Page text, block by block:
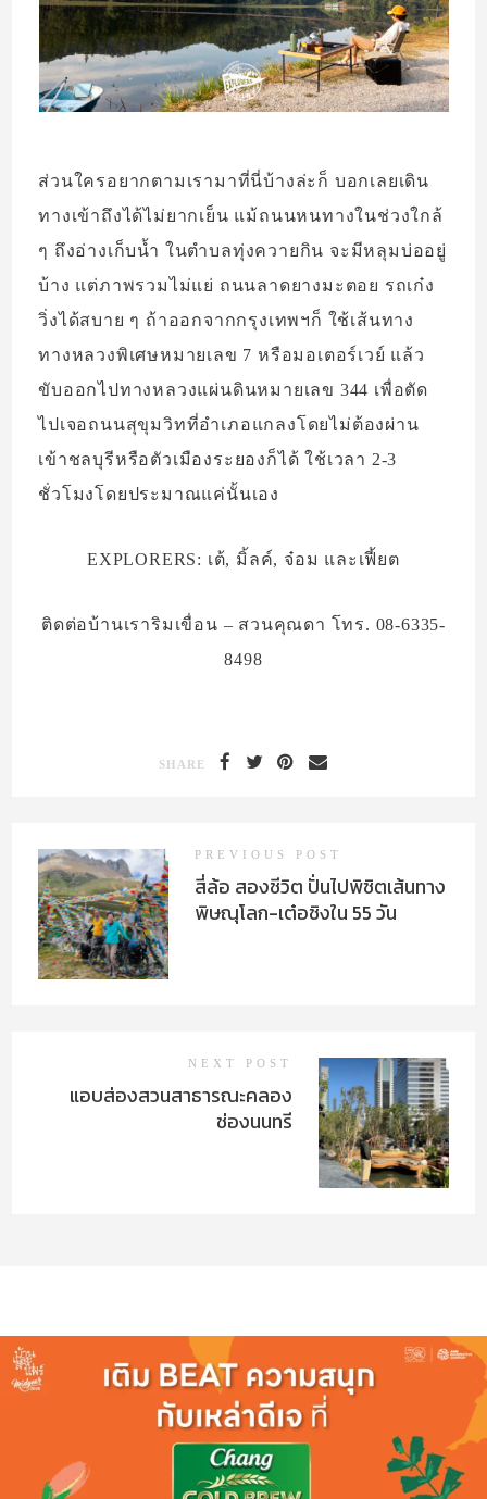
ส่วนใครอยากตามเรามาที่นี่บ้างล่ะก็ บอกเลยเดิน
ทางเข้าถึงได้ไม่ยากเย็น แม้ถนนหนทางในช่วงใกล้
ๆ ถึงอ่างเก็บน้ำ ในตำบลทุ่งควายกิน จะมีหลุมบ่ออยู่
บ้าง แต่ภาพรวมไม่แย่ ถนนลาดยางมะตอย รถเก๋ง
วิ่งได้สบาย ๆ ถ้าออกจากกรุงเทพฯก็ ใช้เส้นทาง
ทางหลวงพิเศษหมายเลข 7 หรือมอเตอร์เวย์ แล้ว
ขับออกไปทางหลวงแผ่นดินหมายเลข 344 เพื่อตัด
ไปเจอถนนสุขุมวิทที่อำเภอแกลงโดยไม่ต้องผ่าน
เข้าชลบุรีหรือตัวเมืองระยองก็ได้ ใช้เวลา 2-3
ชั่วโมงโดยประมาณแค่นั้นเอง
EXPLORERS: เต้, มิ้ลค์, จ๋อม และเฟี้ยต
ติดต่อบ้านเราริมเขื่อน – สวนคุณดา โทร. 08-6335-
8498
SHARE
PREVIOUS POST
สี่ล้อ สองชีวิต ปั่นไปพิชิตเส้นทาง
พิษณุโลก-เต๋อชิงใน 55 วัน
NEXT POST
แอบส่องสวนสาธารณะคลอง
ช่องนนทรี